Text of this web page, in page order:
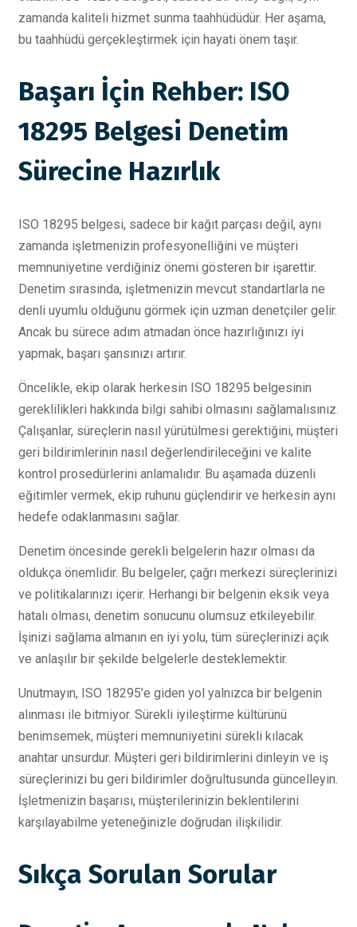
zamanda kaliteli hizmet sunma taahhüdüdür. Her aşama,
bu taahhüdü gerçekleştirmek için hayati önem taşır.
Başarı İçin Rehber: ISO
18295 Belgesi Denetim
Sürecine Hazırlık
ISO 18295 belgesi, sadece bir kağıt parçası değil, aynı
zamanda işletmenizin profesyonelliğini ve müşteri
memnuniyetine verdiğiniz önemi gösteren bir işarettir.
Denetim sırasında, işletmenizin mevcut standartlarla ne
denli uyumlu olduğunu görmek için uzman denetçiler gelir.
Ancak bu sürece adım atmadan önce hazırlığınızı iyi
yapmak, başarı şansınızı artırır.
Öncelikle, ekip olarak herkesin ISO 18295 belgesinin
gereklilikleri hakkında bilgi sahibi olmasını sağlamalısınız.
Çalışanlar, süreçlerin nasıl yürütülmesi gerektiğini, müşteri
geri bildirimlerinin nasıl değerlendirileceğini ve kalite
kontrol prosedürlerini anlamalıdır. Bu aşamada düzenli
eğitimler vermek, ekip ruhunu güçlendirir ve herkesin aynı
hedefe odaklanmasını sağlar.
Denetim öncesinde gerekli belgelerin hazır olması da
oldukça önemlidir. Bu belgeler, çağrı merkezi süreçlerinizi
ve politikalarınızı içerir. Herhangi bir belgenin eksik veya
hatalı olması, denetim sonucunu olumsuz etkileyebilir.
İşinizi sağlama almanın en iyi yolu, tüm süreçlerinizi açık
ve anlaşılır bir şekilde belgelerle desteklemektir.
Unutmayın, ISO 18295’e giden yol yalnızca bir belgenin
alınması ile bitmiyor. Sürekli iyileştirme kültürünü
benimsemek, müşteri memnuniyetini sürekli kılacak
anahtar unsurdur. Müşteri geri bildirimlerini dinleyin ve iş
süreçlerinizi bu geri bildirimler doğrultusunda güncelleyin.
İşletmenizin başarısı, müşterilerinizin beklentilerini
karşılayabilme yeteneğinizle doğrudan ilişkilidir.
Sıkça Sorulan Sorular